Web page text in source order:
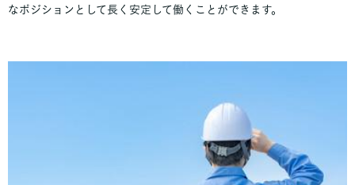
なポジションとして長く安定して働くことができます。